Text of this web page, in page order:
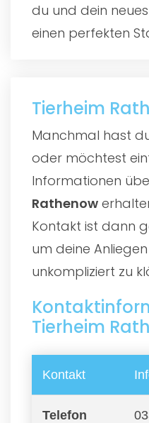
du und dein
einen perfekten
Tierheim
Manchmal hast
oder möchtest
Informationen
Rathenow
Kontakt ist dann
um deine
unkompliziert zu
Tierheim
Kontakt
Telefon